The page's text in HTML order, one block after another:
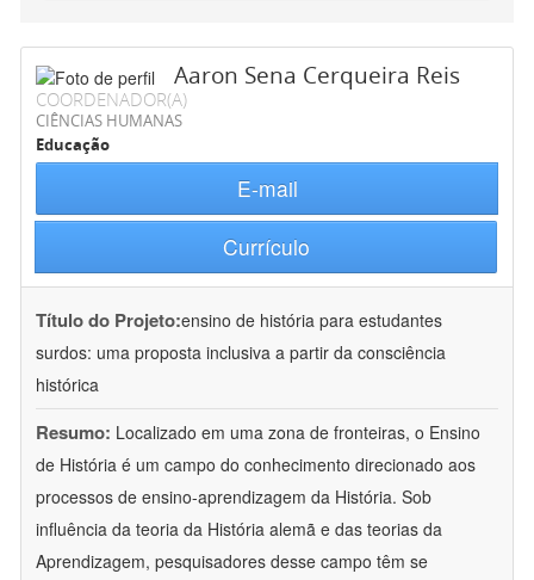
Aaron Sena Cerqueira Reis
COORDENADOR(A)
CIÊNCIAS HUMANAS
Educação
E-mail
Currículo
Título do Projeto:ensino de história para estudantes
surdos: uma proposta inclusiva a partir da consciência
histórica
Resumo: Localizado em uma zona de fronteiras, o Ensino
de História é um campo do conhecimento direcionado aos
processos de ensino-aprendizagem da História. Sob
influência da teoria da História alemã e das teorias da
Aprendizagem, pesquisadores desse campo têm se